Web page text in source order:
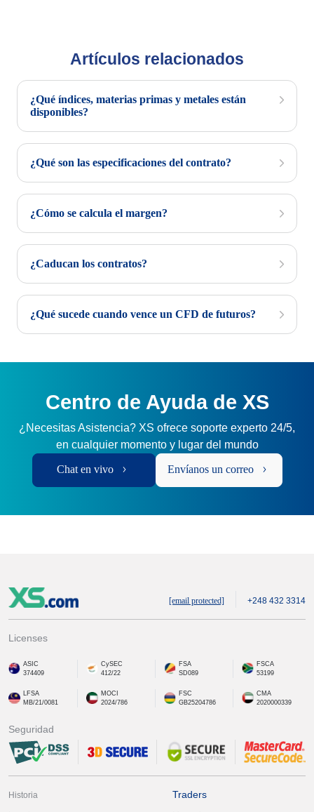
Artículos relacionados
¿Qué índices, materias primas y metales están
disponibles?
¿Qué son las especificaciones del contrato?
¿Cómo se calcula el margen?
¿Caducan los contratos?
¿Qué sucede cuando vence un CFD de futuros?
Centro de Ayuda de XS
¿Necesitas Asistencia? XS ofrece soporte experto 24/5,
en cualquier momento y lugar del mundo
Chat en vivo Envíanos un correo
[email protected] +248 432 3314
Licenses
ASIC
374409
CySEC
412/22
FSA
SD089
FSCA
53199
LFSA
MB/21/0081
MOCI
2024/786
FSC
GB25204786
CMA
2020000339
Seguridad
Historia Traders